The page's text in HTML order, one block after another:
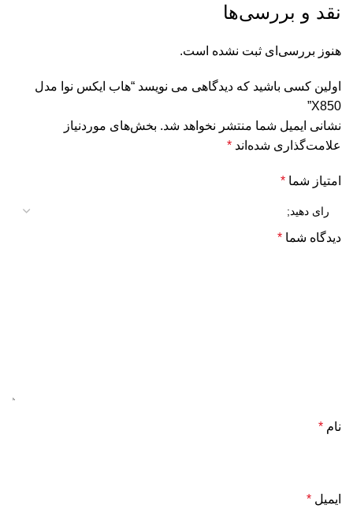
نقد و بررسی‌ها
هنوز بررسی‌ای ثبت نشده است.
اولین کسی باشید که دیدگاهی می نویسد “هاب ایکس نوا مدل
X850”
نشانی ایمیل شما منتشر نخواهد شد. بخش‌های موردنیاز
علامت‌گذاری شده‌اند *
امتیاز شما *
دیدگاه شما *
نام *
ایمیل *